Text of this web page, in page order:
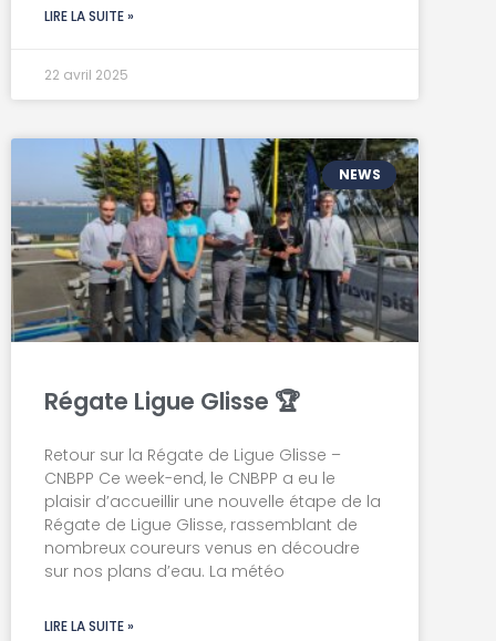
LIRE LA SUITE »
22 avril 2025
NEWS
Régate Ligue Glisse 🏆
Retour sur la Régate de Ligue Glisse –
CNBPP Ce week-end, le CNBPP a eu le
plaisir d’accueillir une nouvelle étape de la
Régate de Ligue Glisse, rassemblant de
nombreux coureurs venus en découdre
sur nos plans d’eau. La météo
LIRE LA SUITE »